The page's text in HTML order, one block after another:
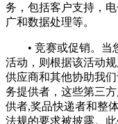
务，包括客户支持，
广和数据处理等。
• 竞赛或促销。当
活动，则根据该活动
供应商和其他协助我
务提供者，这些第三
供者,奖品快递者和整
法规的要求被披露。